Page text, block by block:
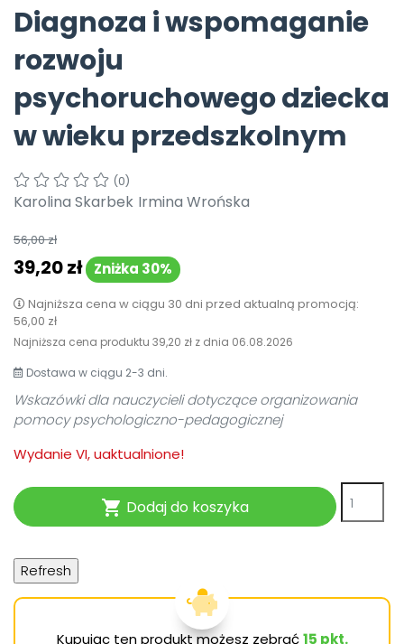
Pomoc
Diagnoza i wspomaganie
rozwoju
psychoruchowego dziecka
w wieku przedszkolnym
(0)
Karolina Skarbek Irmina Wrońska
56,00 zł
39,20 zł Zniżka 30%
Najniższa cena w ciągu 30 dni przed aktualną promocją:
56,00 zł
Najniższa cena produktu 39,20 zł z dnia 06.08.2026
Dostawa w ciągu 2-3 dni.
Wskazówki dla nauczycieli dotyczące organizowania
pomocy psychologiczno-pedagogicznej
Wydanie VI, uaktualnione!
 Dodaj do koszyka
Kupując ten produkt możesz zebrać15 pkt.